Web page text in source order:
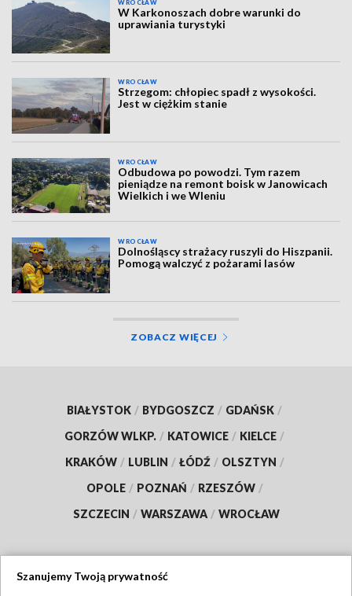
WROCŁAW
W Karkonoszach dobre warunki do
uprawiania turystyki
WROCŁAW
Strzegom: chłopiec spadł z wysokości.
Jest w ciężkim stanie
WROCŁAW
Odbudowa po powodzi. Tym razem
pieniądze na remont boisk w Janowicach
Wielkich i we Wleniu
WROCŁAW
Dolnośląscy strażacy ruszyli do Hiszpanii.
Pomogą walczyć z pożarami lasów
ZOBACZ WIĘCEJ
BIAŁYSTOK / BYDGOSZCZ / GDAŃSK /
GORZÓW WLKP. / KATOWICE / KIELCE /
KRAKÓW / LUBLIN / ŁÓDŹ / OLSZTYN /
OPOLE / POZNAŃ / RZESZÓW /
SZCZECIN / WARSZAWA / WROCŁAW
Szanujemy Twoją prywatność